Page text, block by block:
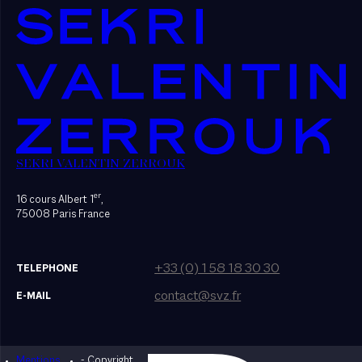
SEKRI VALENTIN ZERROUK
16 cours Albert 1er,
75008 Paris France
TELEPHONE +33 (0) 1 58 18 30 30
E-MAIL contact@svz.fr